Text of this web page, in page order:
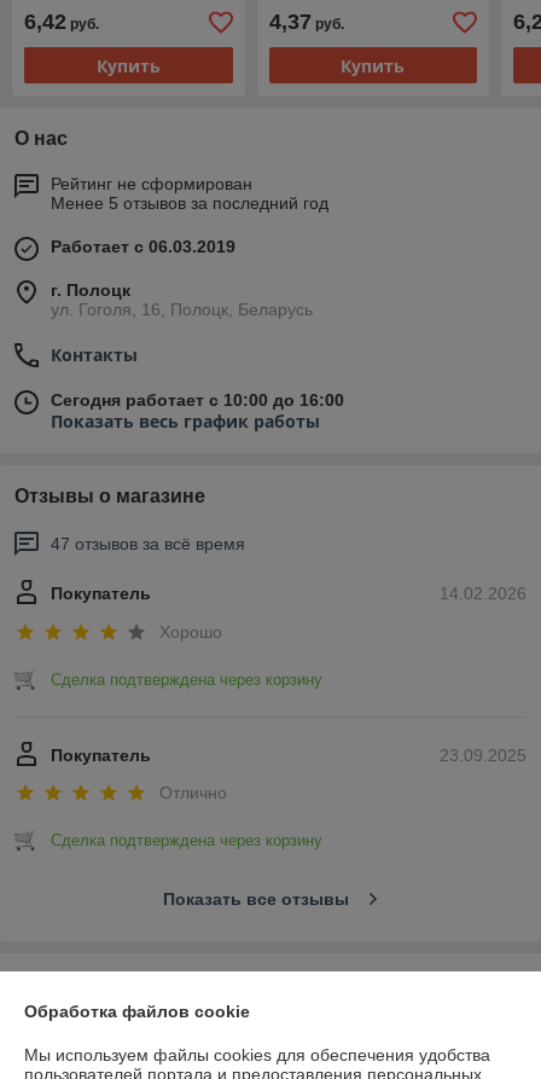
6,42 руб.
Купить
4,37 руб.
Купить
О нас
Рейтинг не сформирован
Менее 5 отзывов за последний год
Работает с 06.03.2019
г. Полоцк
ул. Гоголя, 16, Полоцк, Беларусь
Контакты
Сегодня работает с 10:00 до 16:00
Показать весь график работы
Отзывы о магазине
47 отзывов за всё время
14.02.2026
Покупатель
Хорошо
Сделка подтверждена через корзину
23.09.2025
Покупатель
Отлично
Сделка подтверждена через корзину
Показать все отзывы
Обработка файлов cookie
Мы используем файлы cookies для обеспечения удобства
пользователей портала и предоставления персональных